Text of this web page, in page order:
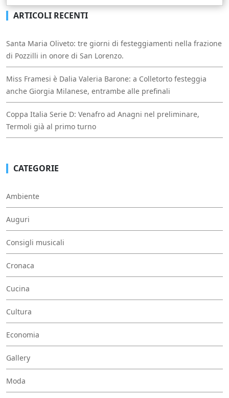
ARTICOLI RECENTI
Santa Maria Oliveto: tre giorni di festeggiamenti nella frazione
di Pozzilli in onore di San Lorenzo.
Miss Framesi è Dalia Valeria Barone: a Colletorto festeggia
anche Giorgia Milanese, entrambe alle prefinali
Coppa Italia Serie D: Venafro ad Anagni nel preliminare,
Termoli già al primo turno
CATEGORIE
Ambiente
Auguri
Consigli musicali
Cronaca
Cucina
Cultura
Economia
Gallery
Moda